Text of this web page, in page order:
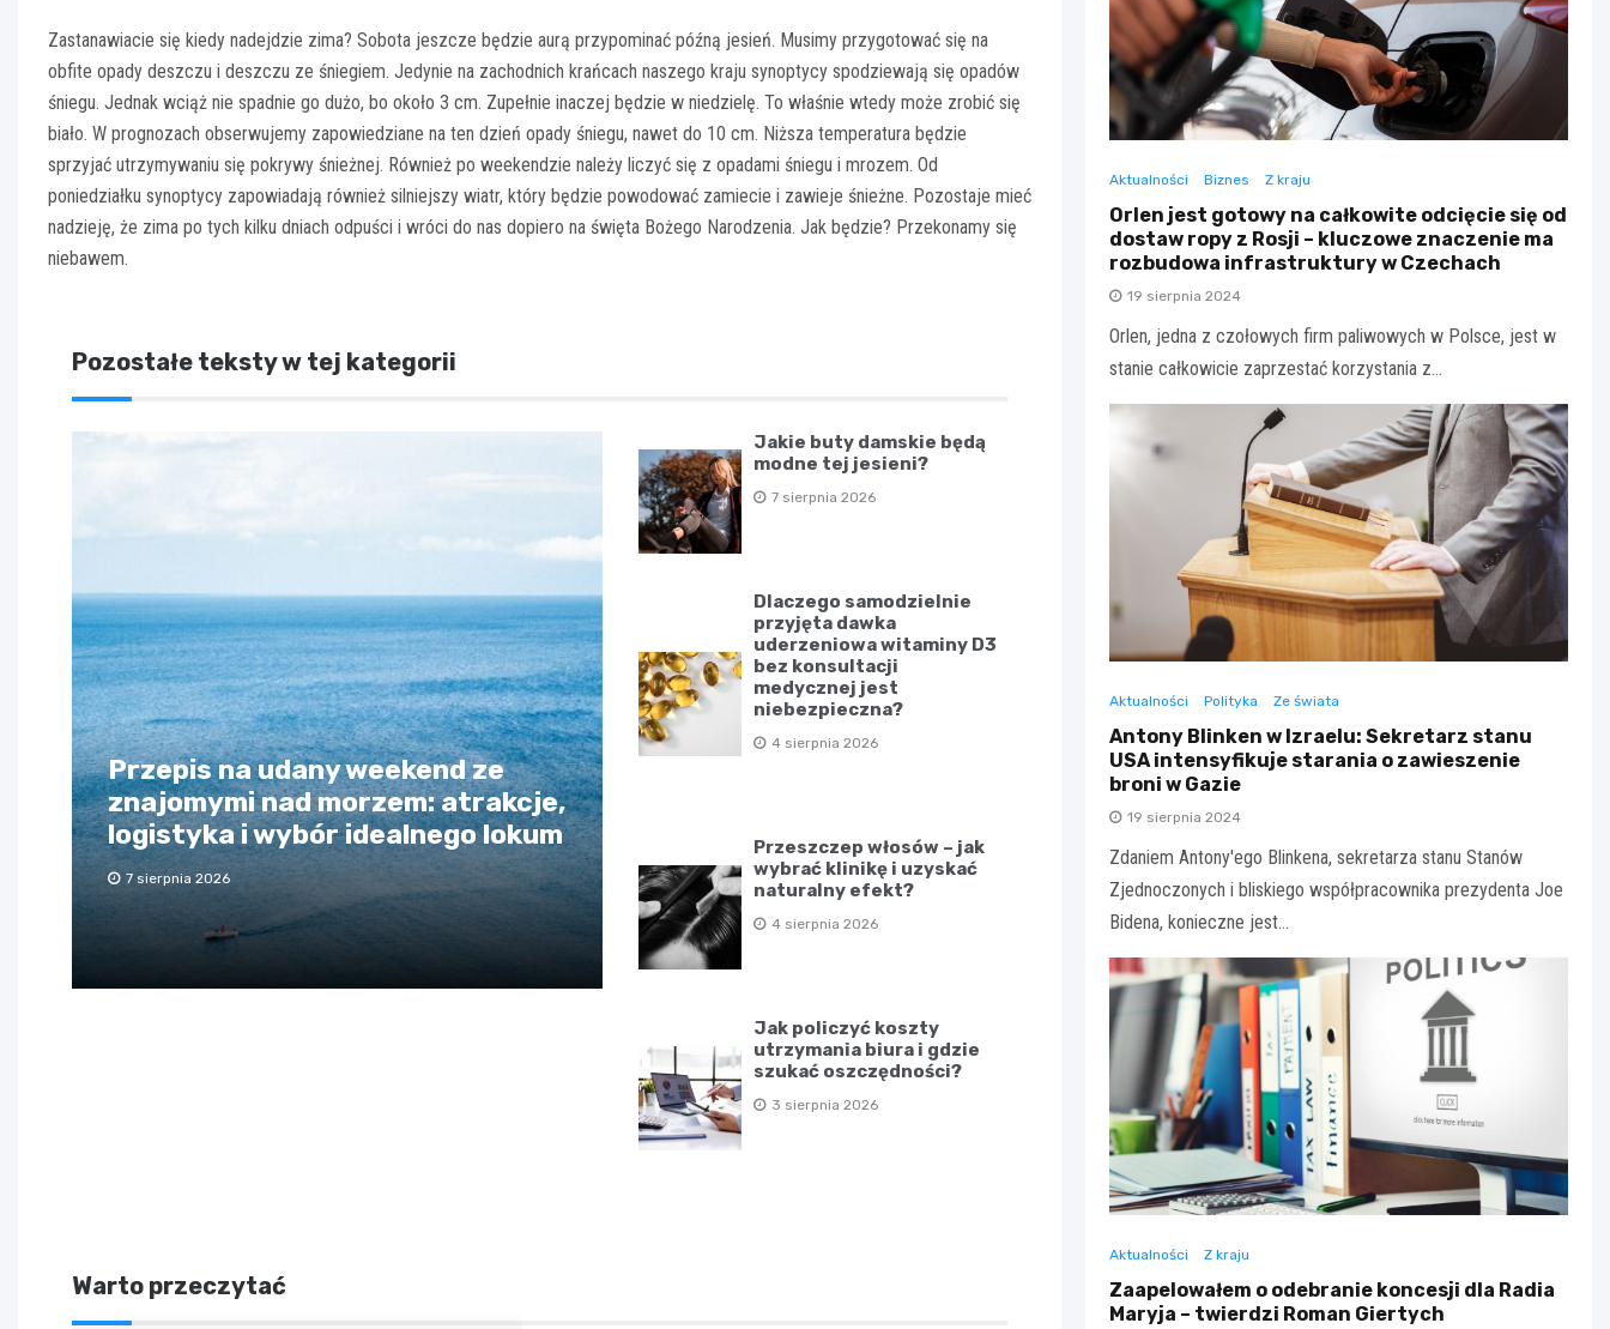
Zastanawiacie się kiedy nadejdzie zima? Sobota jeszcze będzie aurą przypominać późną jesień. Musimy przygotować się na
obfite opady deszczu i deszczu ze śniegiem. Jedynie na zachodnich krańcach naszego kraju synoptycy spodziewają się opadów
śniegu. Jednak wciąż nie spadnie go dużo, bo około 3 cm. Zupełnie inaczej będzie w niedzielę. To właśnie wtedy może zrobić się
biało. W prognozach obserwujemy zapowiedziane na ten dzień opady śniegu, nawet do 10 cm. Niższa temperatura będzie
sprzyjać utrzymywaniu się pokrywy śnieżnej. Również po weekendzie należy liczyć się z opadami śniegu i mrozem. Od
poniedziałku synoptycy zapowiadają również silniejszy wiatr, który będzie powodować zamiecie i zawieje śnieżne. Pozostaje mieć
nadzieję, że zima po tych kilku dniach odpuści i wróci do nas dopiero na święta Bożego Narodzenia. Jak będzie? Przekonamy się
niebawem.
Pozostałe teksty w tej kategorii
Przepis na udany weekend ze
znajomymi nad morzem: atrakcje,
logistyka i wybór idealnego lokum
7 sierpnia 2026
Jakie buty damskie będą
modne tej jesieni?
7 sierpnia 2026
Dlaczego samodzielnie
przyjęta dawka
uderzeniowa witaminy D3
bez konsultacji
medycznej jest
niebezpieczna?
4 sierpnia 2026
Przeszczep włosów – jak
wybrać klinikę i uzyskać
naturalny efekt?
4 sierpnia 2026
Jak policzyć koszty
utrzymania biura i gdzie
szukać oszczędności?
3 sierpnia 2026
Warto przeczytać
Aktualności Biznes Z kraju
Orlen jest gotowy na całkowite odcięcie się od
dostaw ropy z Rosji – kluczowe znaczenie ma
rozbudowa infrastruktury w Czechach
19 sierpnia 2024
Orlen, jedna z czołowych firm paliwowych w Polsce, jest w
stanie całkowicie zaprzestać korzystania z…
Aktualności Polityka Ze świata
Antony Blinken w Izraelu: Sekretarz stanu
USA intensyfikuje starania o zawieszenie
broni w Gazie
19 sierpnia 2024
Zdaniem Antony'ego Blinkena, sekretarza stanu Stanów
Zjednoczonych i bliskiego współpracownika prezydenta Joe
Bidena, konieczne jest…
Aktualności Z kraju
Zaapelowałem o odebranie koncesji dla Radia
Maryja – twierdzi Roman Giertych